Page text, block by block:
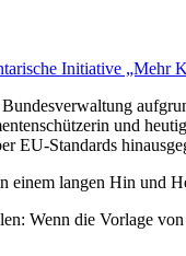
Initiative „Mehr
und
EU-Standards
einem langen Hin und
Wenn die Vorlage